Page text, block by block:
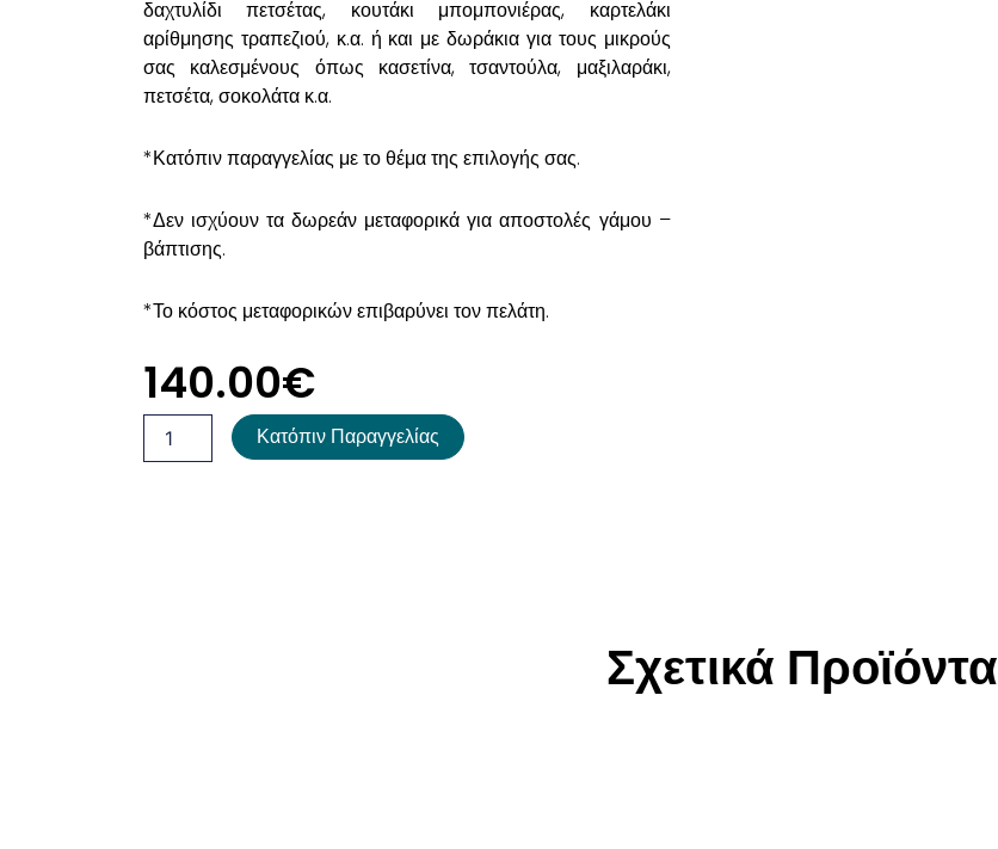
δαχτυλίδι πετσέτας, κουτάκι μπομπονιέρας, καρτελάκι
αρίθμησης τραπεζιού, κ.α. ή και με δωράκια για τους μικρούς
σας καλεσμένους όπως κασετίνα, τσαντούλα, μαξιλαράκι,
πετσέτα, σοκολάτα κ.α.
*Κατόπιν παραγγελίας με το θέμα της επιλογής σας.
*Δεν ισχύουν τα δωρεάν μεταφορικά για αποστολές γάμου –
βάπτισης.
*Το κόστος μεταφορικών επιβαρύνει τον πελάτη.
140.00€
Βάπτισης
Κατόπιν Παραγγελίας
Σχετικά Προϊόντα